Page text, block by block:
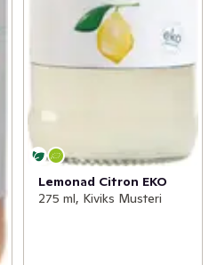
Lemonad Citron EKO
275 ml, Kiviks Musteri